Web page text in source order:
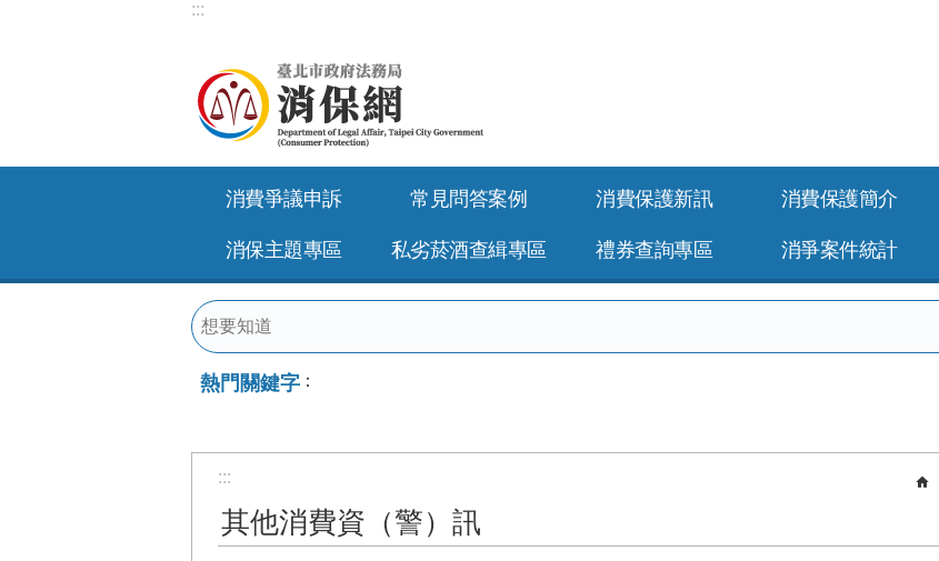
:::
消費爭議申訴 常見問答案例 消費保護新訊 消費保護簡介
消保主題專區 私劣菸酒查緝專區 禮券查詢專區 消爭案件統計
熱門關鍵字
:::
其他消費資（警）訊